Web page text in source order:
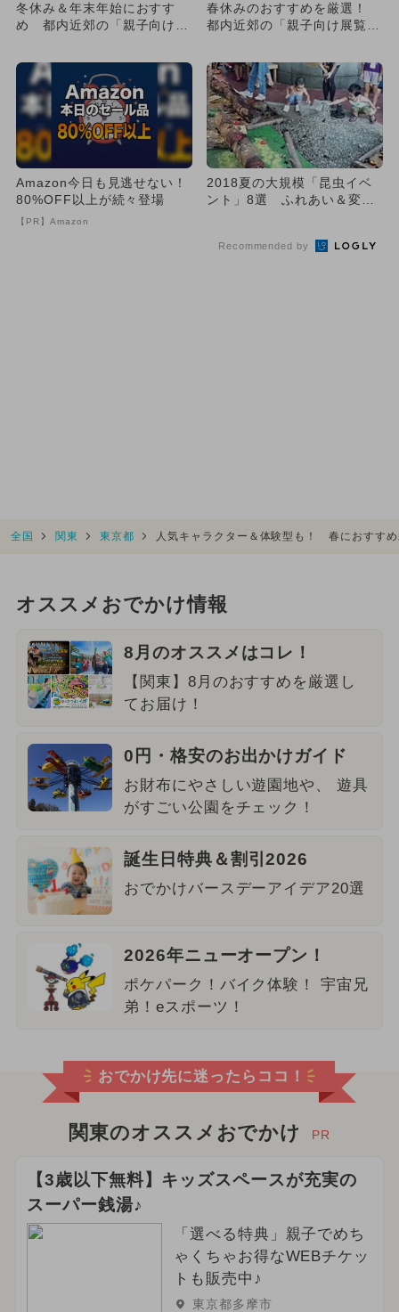
冬休み＆年末年始におすす
め 都内近郊の「親子向け展
春休みのおすすめを厳選！
都内近郊の「親子向け展覧
Amazon今日も見逃せない！
80%OFF以上が続々登場
【PR】Amazon
2018夏の大規模「昆虫イベ
ント」8選 ふれあい＆変わ
Recommended by
全国 関東 東京都 人気キャラクター＆体験型も！ 春におすす
オススメおでかけ情報
8月のオススメはコレ！
【関東】8月のおすすめを厳選し
てお届け！
0円・格安のお出かけガイド
お財布にやさしい遊園地や、 遊具
がすごい公園をチェック！
誕生日特典＆割引2026
おでかけバースデーアイデア20選
2026年ニューオープン！
ポケパーク！バイク体験！ 宇宙兄
弟！eスポーツ！
おでかけ先に迷ったらココ！
関東のオススメおでかけ PR
【3歳以下無料】キッズスペースが充実の
スーパー銭湯♪
「選べる特典」親子でめち
ゃくちゃお得なWEBチケッ
トも販売中♪
東京都多摩市